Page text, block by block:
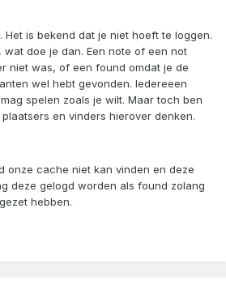
Het is bekend dat je niet hoeft te loggen.
doe je dan. Een note of een not
niet was, of een found omdat je de
wel hebt gevonden. Iedereeen
spelen zoals je wilt. Maar toch ben
en vinders hierover denken.
onze cache niet kan vinden en deze
deze gelogd worden als found zolang
hebben.